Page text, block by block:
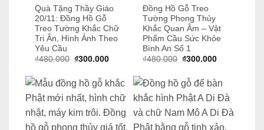
Quà Tặng Thầy Giáo
20/11: Đồng Hồ Gỗ
Treo Tường Khắc Chữ
Tri Ân, Hình Ảnh Theo
Yêu Cầu
₫480.000 Giá
₫480.000.
₫300.000Giá
là:
₫300.000.
Đồng Hồ Gỗ Treo
Tường Phong Thủy
Khắc Quan Âm – Vật
Phẩm Cầu Sức Khỏe
Bình An Số 1
₫480.000 Giá
₫480.000.
₫300.000Giá
là:
₫300.000.